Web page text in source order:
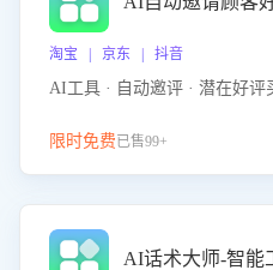
淘宝 | 京东 | 抖音
AI工具 · 自动邀评 · 潜在好评
限时免费已售99+
AI话术大师-智能